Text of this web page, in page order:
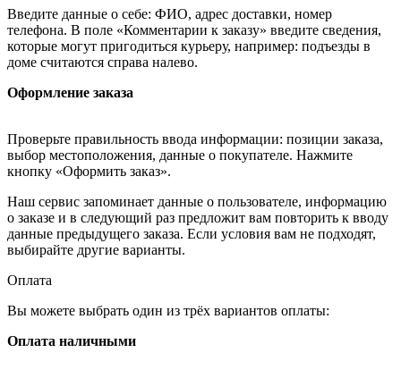
Введите данные о себе: ФИО, адрес доставки, номер
телефона. В поле «Комментарии к заказу» введите сведения,
которые могут пригодиться курьеру, например: подъезды в
доме считаются справа налево.
Оформление заказа
Проверьте правильность ввода информации: позиции заказа,
выбор местоположения, данные о покупателе. Нажмите
кнопку «Оформить заказ».
Наш сервис запоминает данные о пользователе, информацию
о заказе и в следующий раз предложит вам повторить к вводу
данные предыдущего заказа. Если условия вам не подходят,
выбирайте другие варианты.
Оплата
Вы можете выбрать один из трёх вариантов оплаты:
Оплата наличными